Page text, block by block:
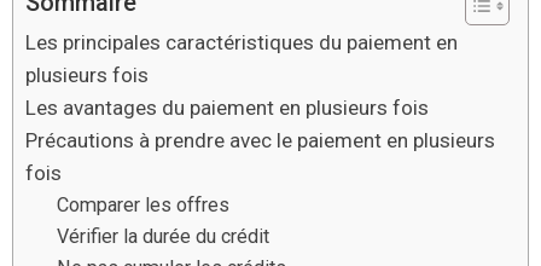
Les principales caractéristiques du paiement en
plusieurs fois
Les avantages du paiement en plusieurs fois
Précautions à prendre avec le paiement en plusieurs
fois
Comparer les offres
Vérifier la durée du crédit